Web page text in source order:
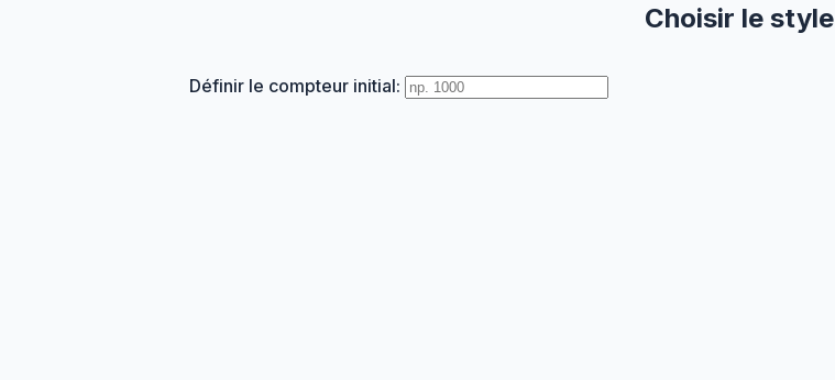
Choisir le style
Définir le compteur initial: